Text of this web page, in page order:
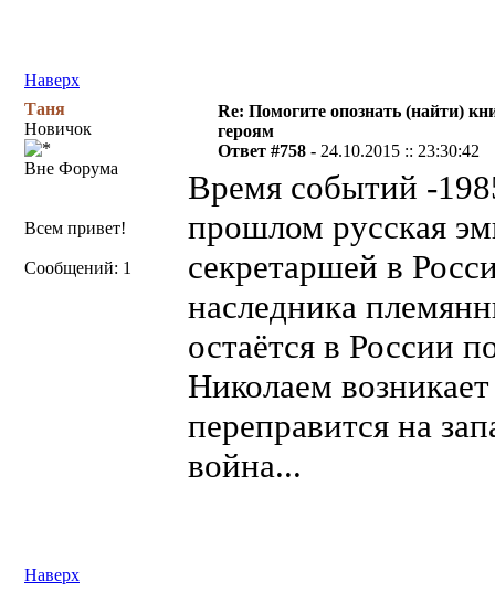
Наверх
Таня
Новичок
Вне Форума
Всем привет!
Сообщений: 1
Re: Помогите опознать (найти)
героям
Ответ #758 - 24.10.2015 :: 23:30:42
Время событий -
прошлом русская
секретаршей в
наследника
остаётся в России
Николаем
переправится на
война...
Наверх